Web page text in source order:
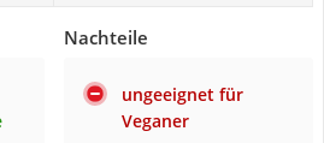
Nachteile
ungeeignet für
Veganer